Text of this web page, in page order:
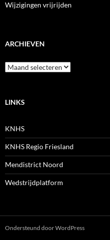
Wijzigingen vrijrijden
ARCHIEVEN
Archieven
LINKS
KNHS
KNHS Regio Friesland
Mendistrict Noord
Wedstrijdplatform
Ondersteund door WordPress